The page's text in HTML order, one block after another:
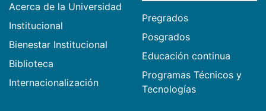
Acerca de la Universidad
Institucional
Bienestar Institucional
Biblioteca
Internacionalización
Pregrados
Posgrados
Educación continua
Programas Técnicos y
Tecnologías